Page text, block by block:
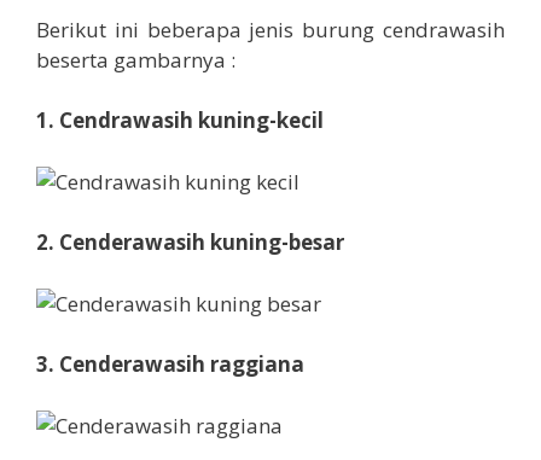
Berikut ini beberapa jenis burung cendrawasih
beserta gambarnya :
1. Cendrawasih kuning-kecil
2. Cenderawasih kuning-besar
3. Cenderawasih raggiana